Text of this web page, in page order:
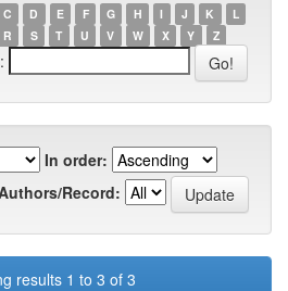
C D E F G H I J K
L
R S T U V W X Y Z
In order:
Record:
results 1 to 3 of 3